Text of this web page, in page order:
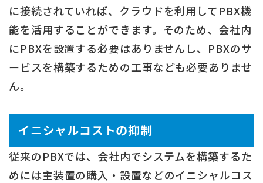
に接続されていれば、クラウドを利用してPBX機
能を活用することができます。そのため、会社内
にPBXを設置する必要はありませんし、PBXのサ
ービスを構築するための工事なども必要ありませ
ん。
イニシャルコストの抑制
従来のPBXでは、会社内でシステムを構築するた
めには主装置の購入・設置などのイニシャルコス